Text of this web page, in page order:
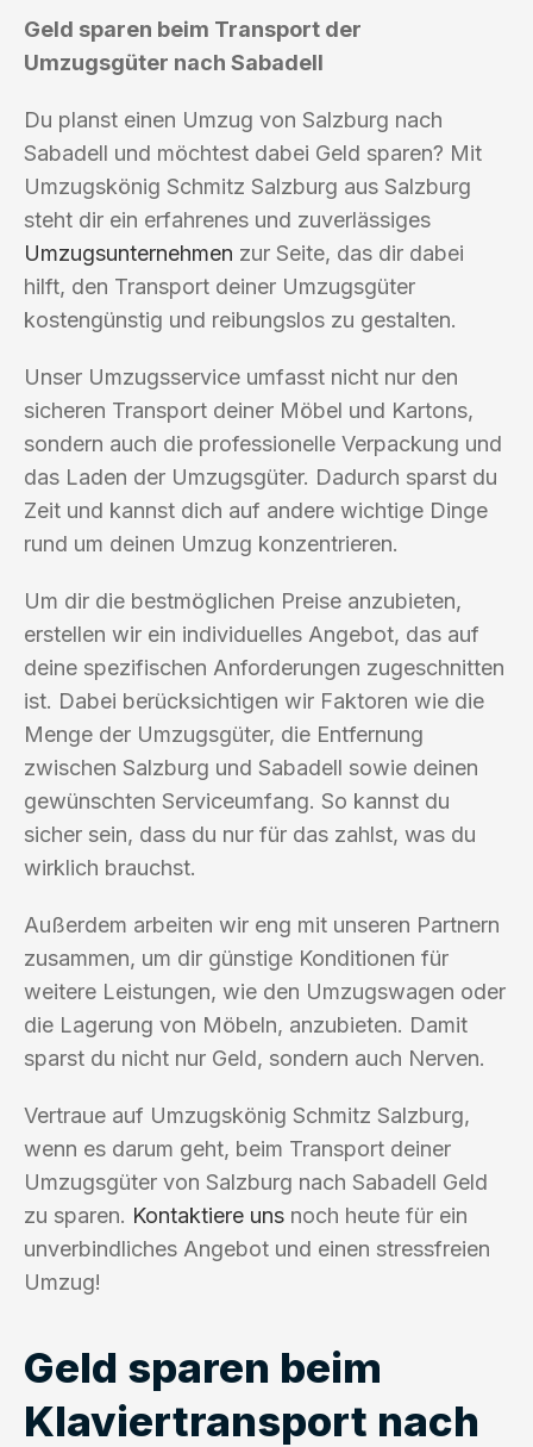
Geld sparen beim Transport der
Umzugsgüter nach Sabadell
Du planst einen Umzug von Salzburg nach
Sabadell und möchtest dabei Geld sparen? Mit
Umzugskönig Schmitz Salzburg aus Salzburg
steht dir ein erfahrenes und zuverlässiges
Umzugsunternehmen zur Seite, das dir dabei
hilft, den Transport deiner Umzugsgüter
kostengünstig und reibungslos zu gestalten.
Unser Umzugsservice umfasst nicht nur den
sicheren Transport deiner Möbel und Kartons,
sondern auch die professionelle Verpackung und
das Laden der Umzugsgüter. Dadurch sparst du
Zeit und kannst dich auf andere wichtige Dinge
rund um deinen Umzug konzentrieren.
Um dir die bestmöglichen Preise anzubieten,
erstellen wir ein individuelles Angebot, das auf
deine spezifischen Anforderungen zugeschnitten
ist. Dabei berücksichtigen wir Faktoren wie die
Menge der Umzugsgüter, die Entfernung
zwischen Salzburg und Sabadell sowie deinen
gewünschten Serviceumfang. So kannst du
sicher sein, dass du nur für das zahlst, was du
wirklich brauchst.
Außerdem arbeiten wir eng mit unseren Partnern
zusammen, um dir günstige Konditionen für
weitere Leistungen, wie den Umzugswagen oder
die Lagerung von Möbeln, anzubieten. Damit
sparst du nicht nur Geld, sondern auch Nerven.
Vertraue auf Umzugskönig Schmitz Salzburg,
wenn es darum geht, beim Transport deiner
Umzugsgüter von Salzburg nach Sabadell Geld
zu sparen. Kontaktiere uns noch heute für ein
unverbindliches Angebot und einen stressfreien
Umzug!
Geld sparen beim
Klaviertransport nach